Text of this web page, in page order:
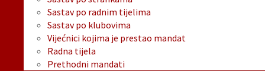
Sastav po radnim tijelima
Sastav po klubovima
Vijećnici kojima je prestao mandat
Radna tijela
Prethodni mandati